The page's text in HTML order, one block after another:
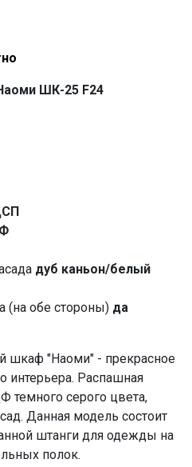
ШК-25 F24
дуб каньон/белый
(на обе стороны) да
шкаф "Наоми" - прекрасное
интерьера. Распашная
серого цвета,
Данная модель состоит
штанги для одежды на
полок.